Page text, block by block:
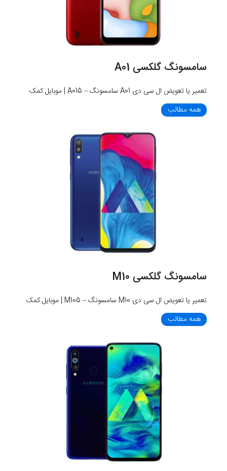
سامسونگ گلکسی A01
تعمیر یا تعویض ال سی دی A01 سامسونگ – A015 | موبایل کمک
همه مطالب
سامسونگ گلکسی M10
تعمیر یا تعویض ال سی دی M10 سامسونگ – M105 | موبایل کمک
همه مطالب